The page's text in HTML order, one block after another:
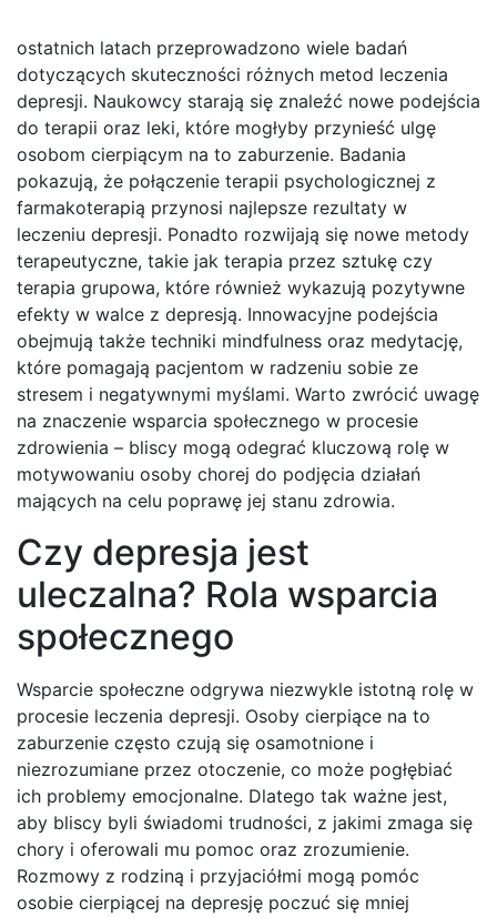
ostatnich latach przeprowadzono wiele badań
dotyczących skuteczności różnych metod leczenia
depresji. Naukowcy starają się znaleźć nowe podejścia
do terapii oraz leki, które mogłyby przynieść ulgę
osobom cierpiącym na to zaburzenie. Badania
pokazują, że połączenie terapii psychologicznej z
farmakoterapią przynosi najlepsze rezultaty w
leczeniu depresji. Ponadto rozwijają się nowe metody
terapeutyczne, takie jak terapia przez sztukę czy
terapia grupowa, które również wykazują pozytywne
efekty w walce z depresją. Innowacyjne podejścia
obejmują także techniki mindfulness oraz medytację,
które pomagają pacjentom w radzeniu sobie ze
stresem i negatywnymi myślami. Warto zwrócić uwagę
na znaczenie wsparcia społecznego w procesie
zdrowienia – bliscy mogą odegrać kluczową rolę w
motywowaniu osoby chorej do podjęcia działań
mających na celu poprawę jej stanu zdrowia.
Czy depresja jest
uleczalna? Rola wsparcia
społecznego
Wsparcie społeczne odgrywa niezwykle istotną rolę w
procesie leczenia depresji. Osoby cierpiące na to
zaburzenie często czują się osamotnione i
niezrozumiane przez otoczenie, co może pogłębiać
ich problemy emocjonalne. Dlatego tak ważne jest,
aby bliscy byli świadomi trudności, z jakimi zmaga się
chory i oferowali mu pomoc oraz zrozumienie.
Rozmowy z rodziną i przyjaciółmi mogą pomóc
osobie cierpiącej na depresję poczuć się mniej